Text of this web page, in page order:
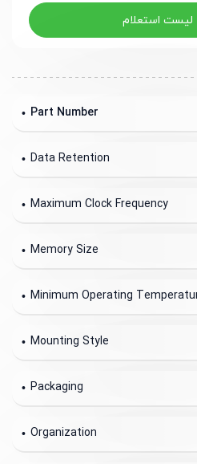
لیست استعلام
Part Number
Data Retention
Maximum Clock Frequency
Memory Size
Minimum Operating
Mounting Style
Packaging
Organization